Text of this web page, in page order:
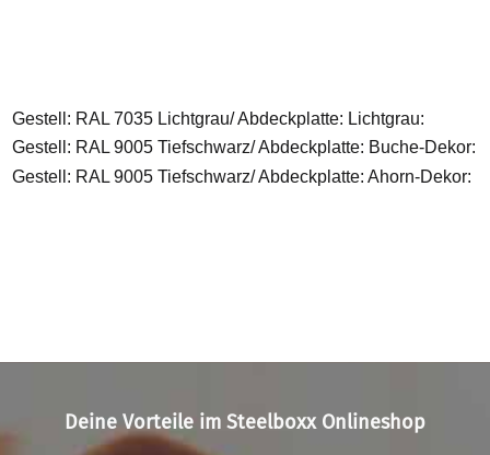
Gestell: RAL 7035 Lichtgrau/ Abdeckplatte: Lichtgrau:
Gestell: RAL 9005 Tiefschwarz/ Abdeckplatte: Buche-Dekor:
Gestell: RAL 9005 Tiefschwarz/ Abdeckplatte: Ahorn-Dekor:
Deine Vorteile im Steelboxx Onlineshop